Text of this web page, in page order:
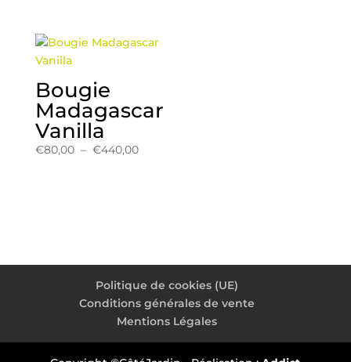
Bougie
Madagascar
Vanilla
€80,00 – €440,00Plage
Politique de cookies (UE)
Conditions générales de vente
Mentions Légales